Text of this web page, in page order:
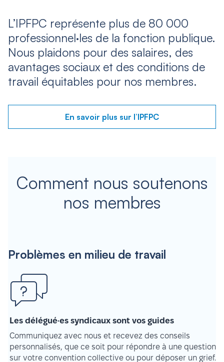
L’IPFPC représente plus de 80 000
professionnel·les de la fonction publique.
Nous plaidons pour des salaires, des
avantages sociaux et des conditions de
travail équitables pour nos membres.
En savoir plus sur l’IPFPC
Comment nous soutenons
nos membres
Problèmes en milieu de travail
Les délégué·es syndicaux sont vos guides
Communiquez avec nous et recevez des conseils
personnalisés, que ce soit pour répondre à une question
sur votre convention collective ou pour déposer un grief.